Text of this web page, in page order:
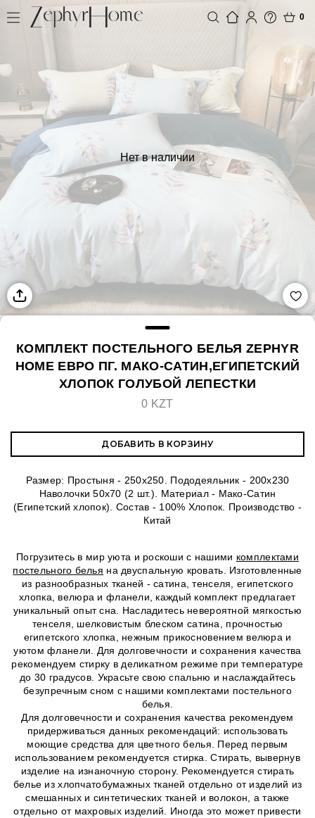
0
Нет в наличии
КОМПЛЕКТ ПОСТЕЛЬНОГО БЕЛЬЯ ZEPHYR
HOME ЕВРО ПГ. МАКО-САТИН,ЕГИПЕТСКИЙ
ХЛОПОК ГОЛУБОЙ ЛЕПЕСТКИ
0 KZT
ДОБАВИТЬ В КОРЗИНУ
Размер: Простыня - 250х250. Пододеяльник - 200х230
Наволочки 50х70 (2 шт.). Материал - Мако-Сатин
(Египетский хлопок). Состав - 100% Хлопок. Производство -
Китай
Погрузитесь в мир уюта и роскоши с нашими комплектами
постельного белья на двуспальную кровать. Изготовленные
из разнообразных тканей - сатина, тенселя, египетского
хлопка, велюра и фланели, каждый комплект предлагает
уникальный опыт сна. Насладитесь невероятной мягкостью
тенселя, шелковистым блеском сатина, прочностью
египетского хлопка, нежным прикосновением велюра и
уютом фланели. Для долговечности и сохранения качества
рекомендуем стирку в деликатном режиме при температуре
до 30 градусов. Украсьте свою спальню и наслаждайтесь
безупречным сном с нашими комплектами постельного
белья.
Для долговечности и сохранения качества рекомендуем
придерживаться данных рекомендаций: использовать
моющие средства для цветного белья. Перед первым
использованием рекомендуется стирка. Стирать, вывернув
изделие на изнаночную сторону. Рекомендуется стирать
белье из хлопчатобумажных тканей отдельно от изделий из
смешанных и синтетических тканей и волокон, а также
отдельно от махровых изделий. Иногда это может привести